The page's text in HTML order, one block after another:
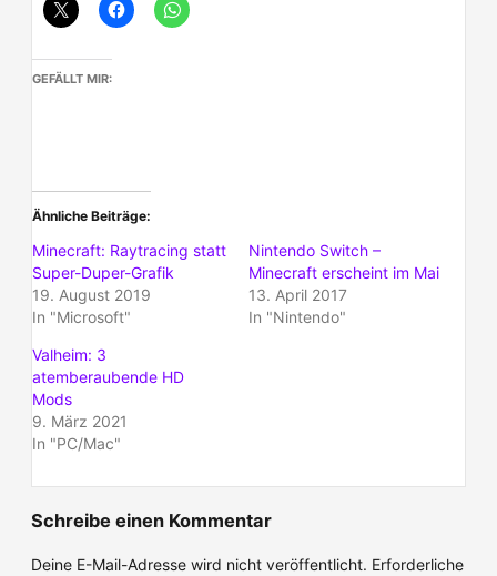
GEFÄLLT MIR:
Ähnliche Beiträge
Minecraft: Raytracing statt
Super-Duper-Grafik
19. August 2019
In "Microsoft"
Nintendo Switch –
Minecraft erscheint im Mai
13. April 2017
In "Nintendo"
Valheim: 3
atemberaubende HD
Mods
9. März 2021
In "PC/Mac"
Schreibe einen Kommentar
Deine E-Mail-Adresse wird nicht veröffentlicht. Erforderliche